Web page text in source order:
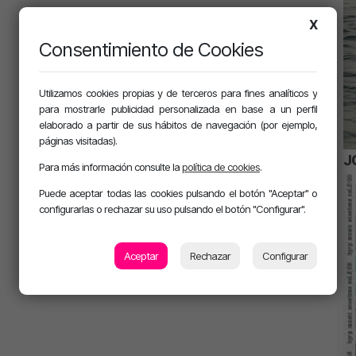
X
Consentimiento de Cookies
Utilizamos cookies propias y de terceros para fines analíticos y
para mostrarle publicidad personalizada en base a un perfil
elaborado a partir de sus hábitos de navegación (por ejemplo,
páginas visitadas).
Para más información consulte lapolítica de cookies.
Puede aceptar todas las cookies pulsando el botón "Aceptar" o
configurarlas o rechazar su uso pulsando el botón "Configurar".
Aceptar Rechazar Configurar